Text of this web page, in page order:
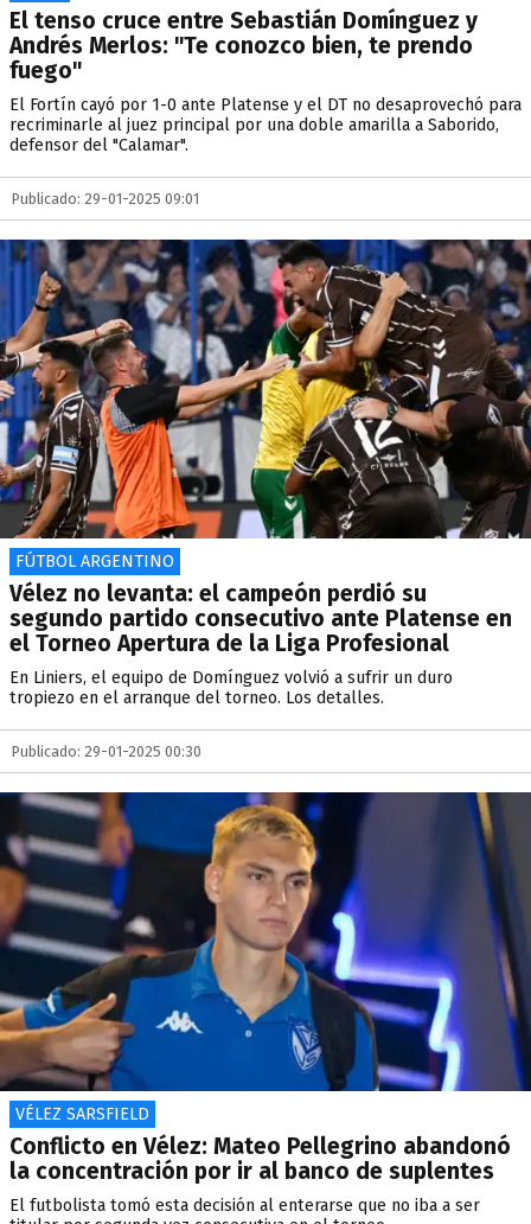
El tenso cruce entre Sebastián Domínguez y
Andrés Merlos: "Te conozco bien, te prendo
fuego"
El Fortín cayó por 1-0 ante Platense y el DT no desaprovechó para
recriminarle al juez principal por una doble amarilla a Saborido,
defensor del "Calamar".
Publicado: 29-01-2025 09:01
FÚTBOL ARGENTINO
Vélez no levanta: el campeón perdió su
segundo partido consecutivo ante Platense en
el Torneo Apertura de la Liga Profesional
En Liniers, el equipo de Domínguez volvió a sufrir un duro
tropiezo en el arranque del torneo. Los detalles.
Publicado: 29-01-2025 00:30
VÉLEZ SARSFIELD
Conflicto en Vélez: Mateo Pellegrino abandonó
la concentración por ir al banco de suplentes
El futbolista tomó esta decisión al enterarse que no iba a ser